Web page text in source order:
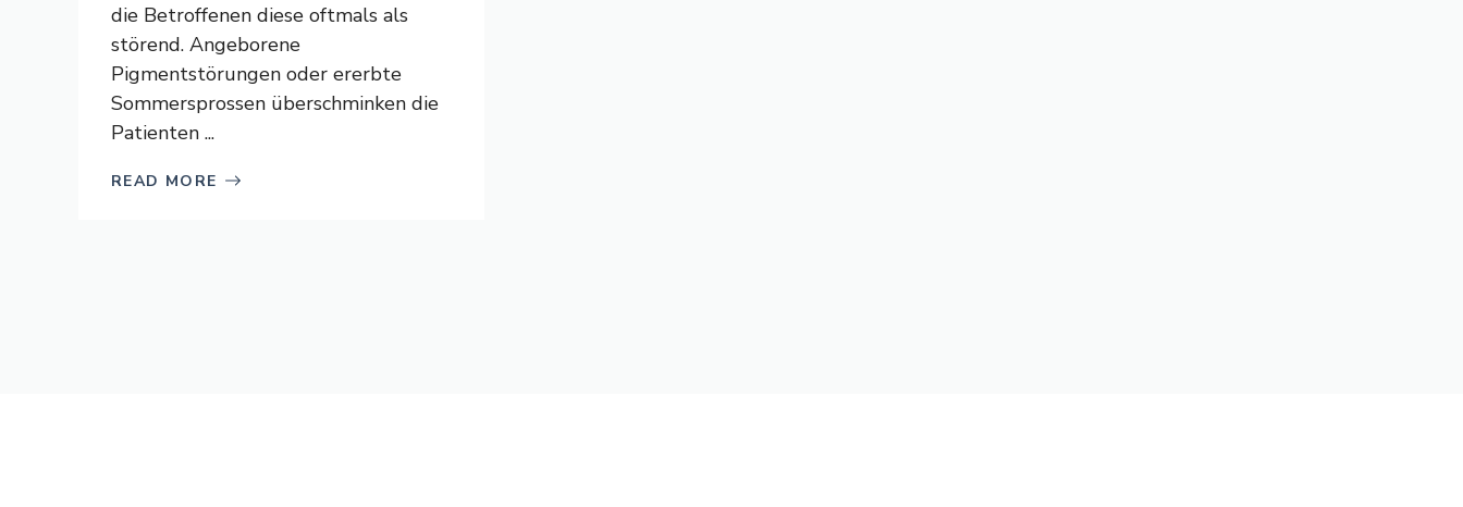
die Betroffenen diese oftmals als
störend. Angeborene
Pigmentstörungen oder ererbte
Sommersprossen überschminken die
Patienten ...
READ MORE